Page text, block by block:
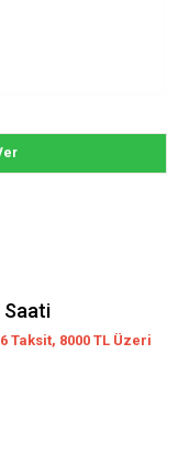
Saati
Taksit, 8000 TL Üzeri